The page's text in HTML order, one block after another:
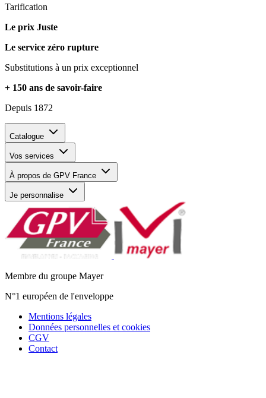
Tarification
Le prix Juste
Le service zéro rupture
Substitutions à un prix exceptionnel
+ 150 ans de savoir-faire
Depuis 1872
Catalogue
Vos services
À propos de GPV France
Je personnalise
Membre du groupe Mayer
N°1 européen de l'enveloppe
Mentions légales
Données personnelles et cookies
CGV
Contact